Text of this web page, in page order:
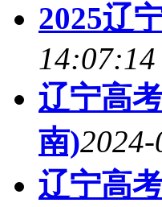
2025辽
14:07:14
辽宁高
南)
辽宁高